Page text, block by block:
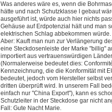
Was anderes wäre es, wenn die
hätte und nach Schutzklasse I gebaut
ausgeführt ist, würde auch hier nichts
Gehäuse auf Erdpotenzial hält und man
elektrischen Schlag abbekommen würde.
Aber: Kauft man nun zur Verlängerung
eine Steckdosenleiste der Marke "billig"
importiert aus vertrauenswürdigen
(Normalerweise bedeutet dies:
Kennzeichnung, die die Konformität mit
bedeutet, jedoch vom Hersteller selbst
dritten überprüft wird. In unserem Fall
einfach nur "China Export"), kann es
Schutzleiter in der Steckdose gar nicht
Fall: Gute Nacht Marie.